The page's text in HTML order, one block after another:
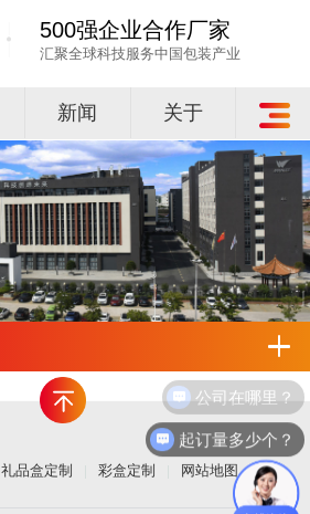
500强企业合作厂家
汇聚全球科技服务中国包装产业
新闻 关于
礼品盒定制 彩盒定制 网站地图
起订量多少个？
公司在哪里？